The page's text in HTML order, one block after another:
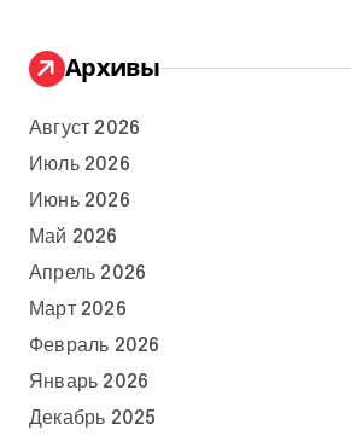
Архивы
Август 2026
Июль 2026
Июнь 2026
Май 2026
Апрель 2026
Март 2026
Февраль 2026
Январь 2026
Декабрь 2025